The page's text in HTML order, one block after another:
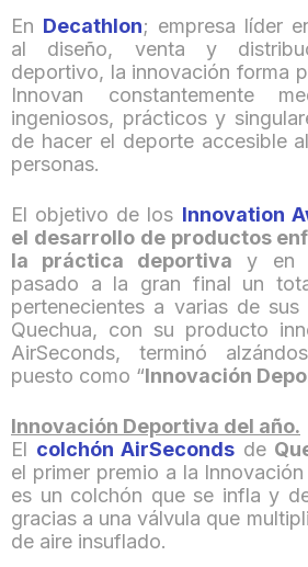
En Decathlon; empresa líder
al diseño, venta y
deportivo, la innovación forma
Innovan constantemente
ingeniosos, prácticos y
de hacer el deporte accesible
personas.
El objetivo de los Innovation
el desarrollo de productos
la práctica deportiva y en
pasado a la gran final un
pertenecientes a varias de sus
Quechua, con su producto
AirSeconds, terminó
puesto como “Innovación
Innovación Deportiva del año.
El colchón AirSeconds de
el primer premio a la
es un colchón que se infla y
gracias a una válvula que
de aire insuflado.